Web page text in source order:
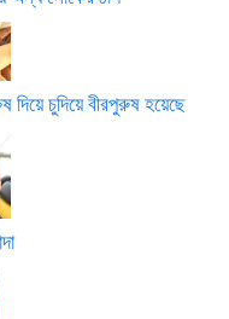
চুদিয়ে বীরপুরুষ হয়েছে